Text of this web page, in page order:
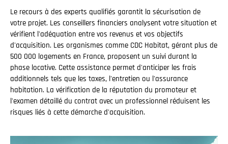
Le recours à des experts qualifiés garantit la sécurisation de
votre projet. Les conseillers financiers analysent votre situation et
vérifient l'adéquation entre vos revenus et vos objectifs
d'acquisition. Les organismes comme CDC Habitat, gérant plus de
500 000 logements en France, proposent un suivi durant la
phase locative. Cette assistance permet d'anticiper les frais
additionnels tels que les taxes, l'entretien ou l'assurance
habitation. La vérification de la réputation du promoteur et
l'examen détaillé du contrat avec un professionnel réduisent les
risques liés à cette démarche d'acquisition.